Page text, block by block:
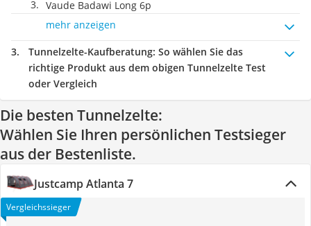
Vaude Badawi Long 6p
mehr anzeigen
Tunnelzelte-Kaufberatung: So wählen Sie das
richtige Produkt aus dem obigen Tunnelzelte Test
oder Vergleich
Die besten Tunnelzelte:
Wählen Sie Ihren persönlichen Testsieger
aus der Bestenliste.
Justcamp Atlanta 7
Vergleichssieger